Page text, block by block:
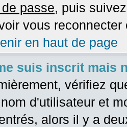
passe, puis
vous
en haut de page
suis inscrit mais
vérifiez
d'utilisateur et
alors il y a